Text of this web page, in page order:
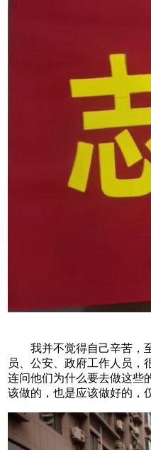
我并不觉得自己辛苦，
员、公安、政府工作人员，
连问他们为什么要去做这些
该做的，也是应该做好的，